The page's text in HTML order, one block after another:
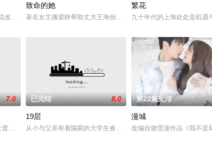
。沈今墨，俊美高强，被诬叛国之子，艰辛成长寻
改编和拍摄的20集电视剧《钢铁是怎样炼成的》由中央电视台、深圳市委
致命的她
著名女主播梁静帮助丈夫王海创业成功，专心当起家庭主妇，不
繁花
九十年代的上海处处是机遇
戒备之中。通过林秋燕和何小莲汇报的情况，马莉
7.0
通平凡的苏橙橙（李兰迪 饰）拥有了改变容貌的能力。苏橙橙变成大美女
已完结 8.0
19层
从小与父亲有着隔阂的大学生春雨被卷入到一个无法摆脱的名为
第22集完结
漫城
改编自饶雪漫作品《我不是